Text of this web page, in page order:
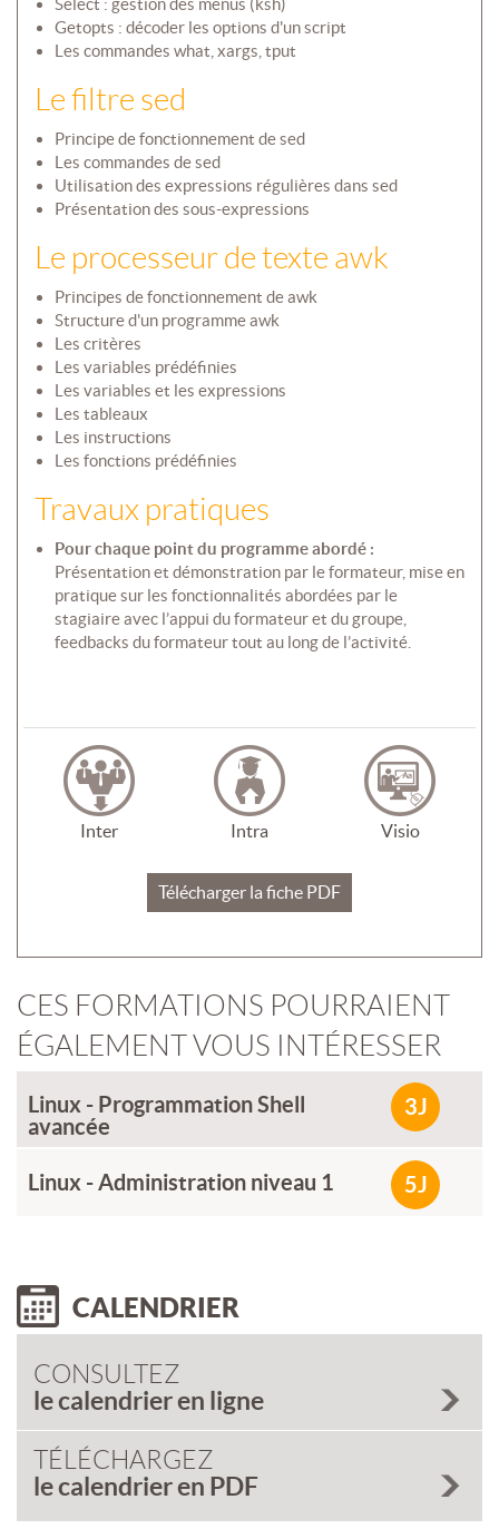
Select : gestion des menus (ksh)
Getopts : décoder les options d'un script
Les commandes what, xargs, tput
Le filtre sed
Principe de fonctionnement de sed
Les commandes de sed
Utilisation des expressions régulières dans sed
Présentation des sous-expressions
Le processeur de texte awk
Principes de fonctionnement de awk
Structure d'un programme awk
Les critères
Les variables prédéfinies
Les variables et les expressions
Les tableaux
Les instructions
Les fonctions prédéfinies
Travaux pratiques
Pour chaque point du programme abordé :
Présentation et démonstration par le formateur, mise en
pratique sur les fonctionnalités abordées par le
stagiaire avec l’appui du formateur et du groupe,
feedbacks du formateur tout au long de l’activité.
Inter Intra Visio
Télécharger la fiche PDF
CES FORMATIONS POURRAIENT
ÉGALEMENT VOUS INTÉRESSER
Linux - Programmation Shell
avancée
3J
Linux - Administration niveau 1 5J
CALENDRIER
CONSULTEZ
le calendrier en ligne
TÉLÉCHARGEZ
le calendrier en PDF